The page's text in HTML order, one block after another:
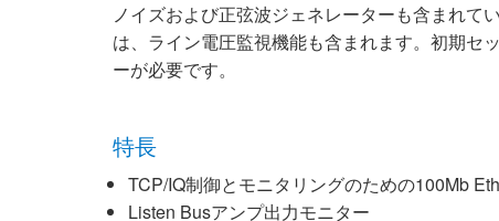
CDi 4|1200
CDi 2|1200BL
CTD-8125
CT 4150
DCi 2|600
DCi 8|600
DriveCore Install DA Series
DCi 4|300DA
DCi 4|1250DA
DCi 4|600N
I-Tech HD SeriesI-Tech 4x3500HD
VRack
XLC 2800
XLi 1500
XLS DriveCore 2 Series
XLS 1002
XLC Series
DSi 2.0 Series
VRack
ノイズおよび正弦波ジェネレーターも含まれて
は、ライン電圧監視機能も含まれます。初期セ
ーが必要です。
特長
TCP/IQ制御とモニタリングのための100Mb
Listen Busアンプ出力モニター